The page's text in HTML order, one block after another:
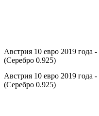
Австрия 10 евро 2019 года
(Серебро 0.925)
Австрия 10 евро 2019 года
(Серебро 0.925)